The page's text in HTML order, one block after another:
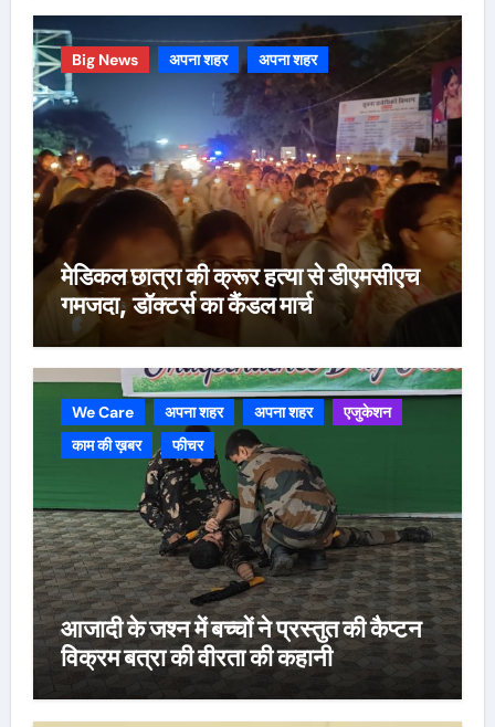
Big News अपना शहर अपना शहर
मेडिकल छात्रा की क्रूर हत्या से डीएमसीएच
गमजदा, डॉक्टर्स का कैंडल मार्च
We Care अपना शहर अपना शहर
एजुकेशन
काम की ख़बर
फीचर
आजादी के जश्न में बच्चों ने प्रस्तुत की कैप्टन
विक्रम बत्रा की वीरता की कहानी